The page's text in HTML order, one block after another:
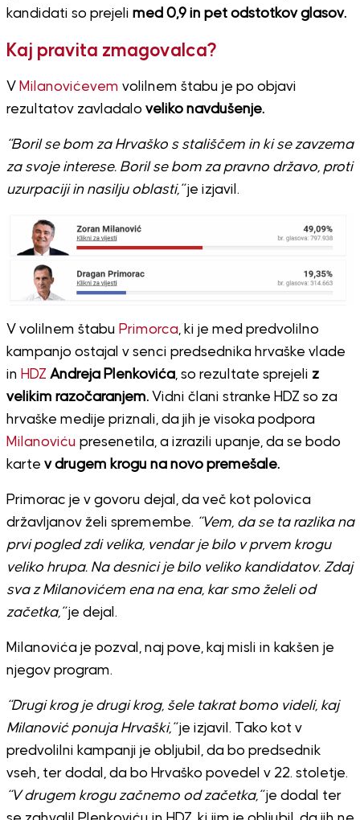
kandidati so prejeli med 0,9 in pet odstotkov glasov.
Kaj pravita zmagovalca?
V Milanovićevem volilnem štabu je po objavi
rezultatov zavladalo veliko navdušenje.
“Boril se bom za Hrvaško s stališčem in ki se zavzema
za svoje interese. Boril se bom za pravno državo, proti
uzurpaciji in nasilju oblasti,”je izjavil.
V volilnem štabu Primorca, ki je med predvolilno
kampanjo ostajal v senci predsednika hrvaške vlade
in HDZ Andreja Plenkovića, so rezultate sprejeli z
velikim razočaranjem.Vidni člani stranke HDZ so za
hrvaške medije priznali, da jih je visoka podpora
Milanoviću presenetila, a izrazili upanje, da se bodo
karte v drugem krogu na novo premešale.
Primorac je v govoru dejal, da več kot polovica
državljanov želi spremembe. “Vem, da se ta razlika na
prvi pogled zdi velika, vendar je bilo v prvem krogu
veliko hrupa. Na desnici je bilo veliko kandidatov. Zdaj
sva z Milanovićem ena na ena, kar smo želeli od
začetka,”je dejal.
Milanovića je pozval, naj pove, kaj misli in kakšen je
njegov program.
“Drugi krog je drugi krog, šele takrat bomo videli, kaj
Milanović ponuja Hrvaški,”je izjavil. Tako kot v
predvolilni kampanji je obljubil, da bo predsednik
vseh, ter dodal, da bo Hrvaško povedel v 22. stoletje.
“V drugem krogu začnemo od začetka,”je dodal ter